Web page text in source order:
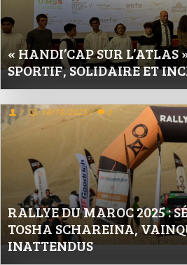
« HANDI’CAP SUR L’ATLAS
SPORTIF, SOLIDAIRE ET
RALLYE DU MAROC 2025 :
TOSHA SCHAREINA,
INATTENDUS
/ 18/10/2025 / 0